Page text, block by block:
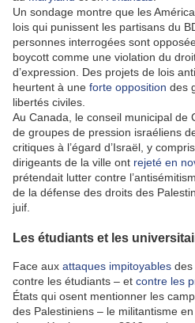
Un sondage montre que les
lois qui punissent les partisans du
personnes interrogées sont
boycott comme une violation du
d’expression. Des projets de lois
heurtent à une forte opposition des
libertés civiles.
Au Canada, le conseil municipal de
de groupes de pression israéliens
critiques à l’égard d’Israël, y
dirigeants de la ville ont rejeté en
prétendait lutter contre
de la défense des droits des
juif.
Les étudiants et les
Face aux attaques impitoyables des
contre les étudiants – et contre les
États qui osent mentionner les
des Palestiniens – le militantisme